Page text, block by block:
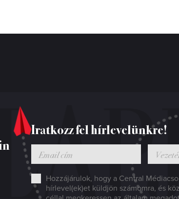
Iratkozz fel hírlevelünkre!
Hozzájárulok, hogy a Central
hírlevel(ek)et küldjön számomra, és